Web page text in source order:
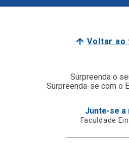
Voltar ao
Surpreenda o
Surpreenda-se com o
Junte-se a
Faculdade